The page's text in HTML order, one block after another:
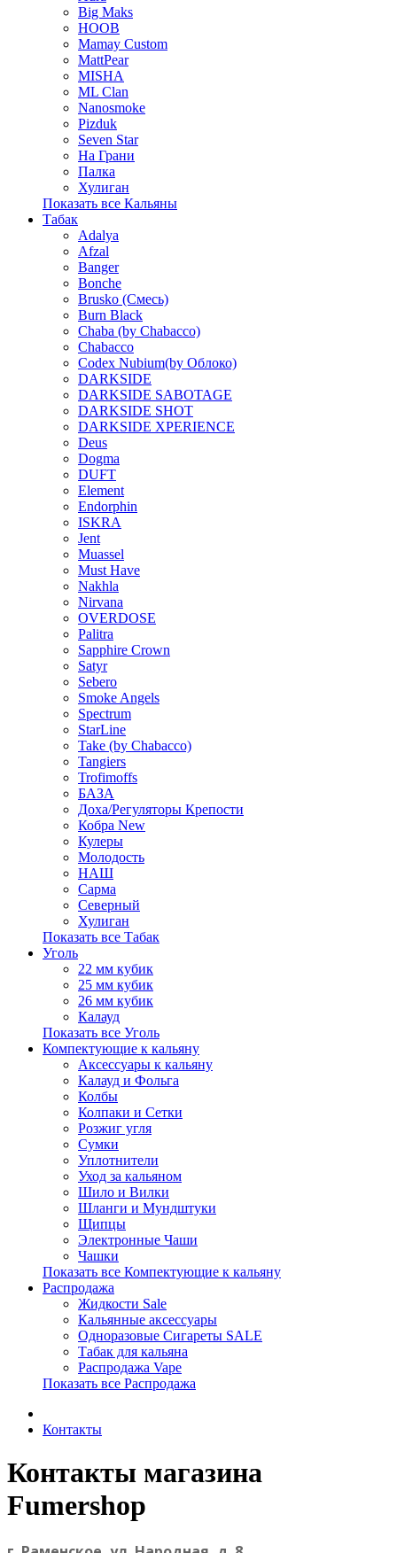
Big Maks
HOOB
Mamay Custom
MattPear
MISHA
ML Clan
Nanosmoke
Pizduk
Seven Star
На Грани
Палка
Хулиган
Показать все Кальяны
Табак
Adalya
Afzal
Banger
Bonche
Brusko (Смесь)
Burn Black
Chaba (by Chabacco)
Chabacco
Codex Nubium(by Облоко)
DARKSIDE
DARKSIDE SABOTAGE
DARKSIDE SHOT
DARKSIDE XPERIENCE
Deus
Dogma
DUFT
Element
Endorphin
ISKRA
Jent
Muassel
Must Have
Nakhla
Nirvana
OVERDOSE
Palitra
Sapphire Crown
Satyr
Sebero
Smoke Angels
Spectrum
StarLine
Take (by Chabacco)
Tangiers
Trofimoffs
БАЗА
Доха/Регуляторы Крепости
Кобра New
Кулеры
Молодость
НАШ
Сарма
Северный
Хулиган
Показать все Табак
Уголь
22 мм кубик
25 мм кубик
26 мм кубик
Калауд
Показать все Уголь
Компектующие к кальяну
Аксессуары к кальяну
Калауд и Фольга
Колбы
Колпаки и Сетки
Розжиг угля
Сумки
Уплотнители
Уход за кальяном
Шило и Вилки
Шланги и Мундштуки
Щипцы
Электронные Чаши
Чашки
Показать все Компектующие к кальяну
Распродажа
Жидкости Sale
Кальянные аксессуары
Одноразовые Сигареты SALE
Табак для кальяна
Распродажа Vape
Показать все Распродажа
Контакты
Контакты магазина
Fumershop